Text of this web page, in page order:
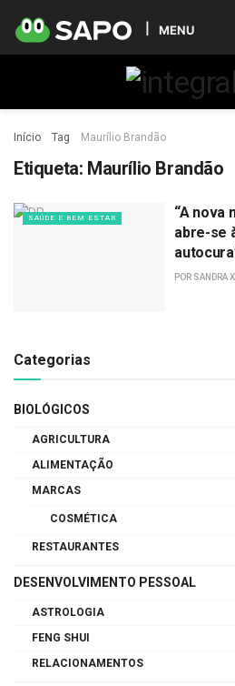
MENU
Início Tag Maurílio Brandão
Etiqueta: Maurílio Brandão
SAÚDE E BEM ESTAR
“A nova
abre-se
POR SANDRA
Categorias
BIOLÓGICOS
AGRICULTURA
ALIMENTAÇÃO
MARCAS
COSMÉTICA
RESTAURANTES
DESENVOLVIMENTO PESSOAL
ASTROLOGIA
FENG SHUI
RELACIONAMENTOS